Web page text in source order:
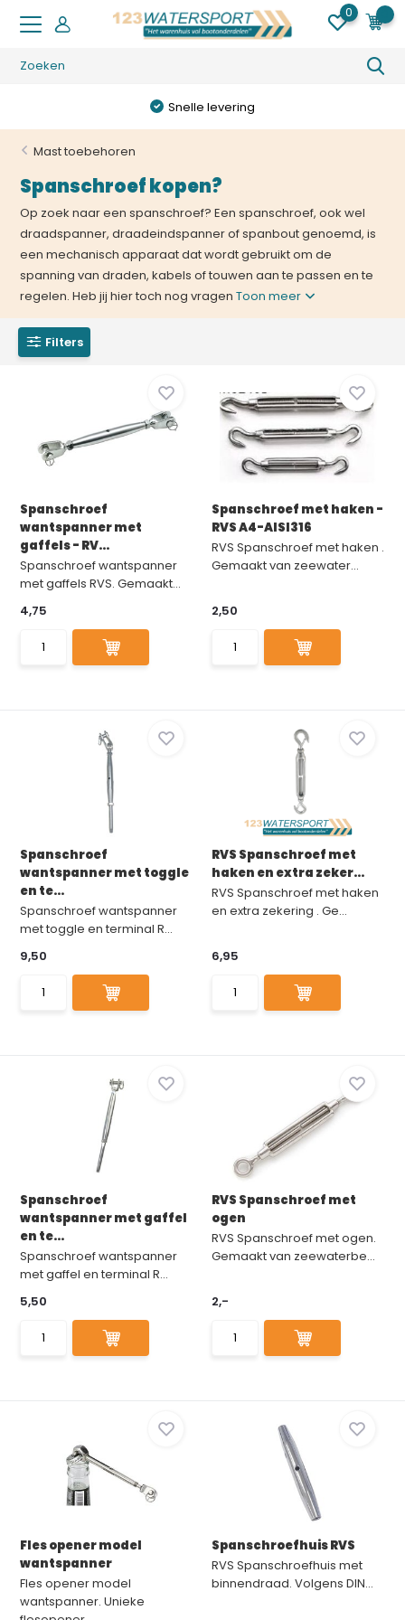
0
Gratis verzending (NL) vanaf
Mast toebehoren
Spanschroef kopen?
Op zoek naar een spanschroef? Een spanschroef, ook wel
draadspanner, draadeindspanner of spanbout genoemd, is
een mechanisch apparaat dat wordt gebruikt om de
spanning van draden, kabels of touwen aan te passen en te
regelen. Heb jij hier toch nog vragenToon meer
Filters
Spanschroef
wantspanner met
gaffels - RV...
Spanschroef wantspanner
met gaffels RVS. Gemaakt...
4,75
Spanschroef met haken -
RVS A4-AISI316
RVS Spanschroef met haken .
Gemaakt van zeewater...
2,50
Spanschroef
wantspanner met toggle
en te...
Spanschroef wantspanner
met toggle en terminal R...
9,50
RVS Spanschroef met
haken en extra zeker...
RVS Spanschroef met haken
en extra zekering . Ge...
6,95
Spanschroef
wantspanner met gaffel
en te...
Spanschroef wantspanner
met gaffel en terminal R...
5,50
RVS Spanschroef met
ogen
RVS Spanschroef met ogen.
Gemaakt van zeewaterbe...
2,-
Fles opener model
wantspanner
Fles opener model
wantspanner. Unieke
Spanschroefhuis RVS
RVS Spanschroefhuis met
binnendraad. Volgens DIN...